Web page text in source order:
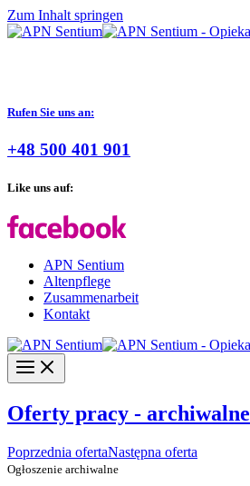
Zum Inhalt springen
Rufen Sie uns an:
+48 500 401 901
Like uns auf:
APN Sentium
Altenpflege
Zusammenarbeit
Kontakt
Oferty pracy - archiwalne
Poprzednia ofertaNastępna oferta
Ogłoszenie archiwalne